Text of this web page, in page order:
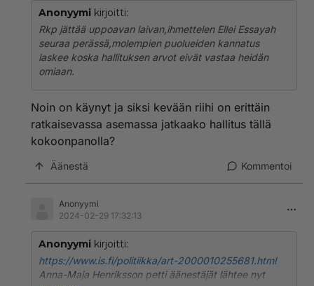
Anonyymi kirjoitti:
Rkp jättää uppoavan laivan,ihmettelen Ellei Essayah
seuraa perässä,molempien puolueiden kannatus
laskee koska hallituksen arvot eivät vastaa heidän
omiaan.
Noin on käynyt ja siksi kevään riihi on erittäin
ratkaisevassa asemassa jatkaako hallitus tällä
kokoonpanolla?
Äänestä Kommentoi
Anonyymi
2024-02-29 17:32:13
Anonyymi kirjoitti:
https://www.is.fi/politiikka/art-2000010255681.html
Anna-Maja Henriksson petti äänestäjät lähtee nyt